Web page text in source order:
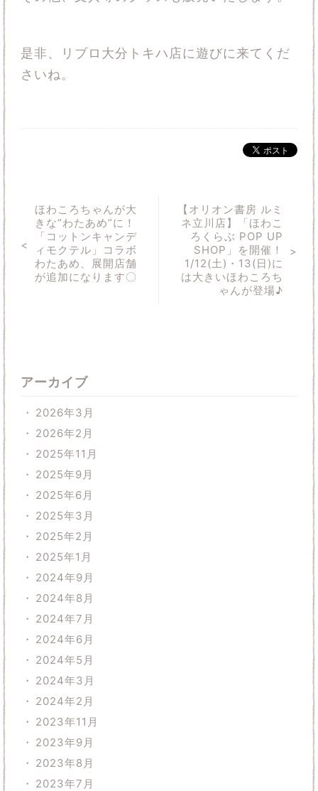
是非、 リブロ大分トキハ店に遊びに来てくだ
さいね。
ほわころちゃんが大
きな”わたあめ”に！
「コットンキャンデ
ィモクテル」コラボ
わたあめ、展開店舗
が追加になります〇
【オリオン書房 ルミ
ネ立川店】「ほわこ
ろくらぶ POP UP
SHOP」を開催！
1/12(土)・13(日)に
は大きいほわころち
ゃんが登場♪
アーカイブ
2026年3月
2026年2月
2025年11月
2025年9月
2025年6月
2025年3月
2025年2月
2025年1月
2024年9月
2024年8月
2024年7月
2024年6月
2024年5月
2024年3月
2024年2月
2023年11月
2023年9月
2023年8月
2023年7月